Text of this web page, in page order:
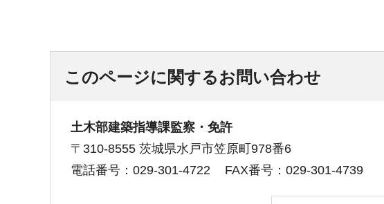
このページに関するお問い合わせ
土木部建築指導課監察・免許
〒310-8555 茨城県水戸市笠原町978番6
電話番号：029-301-4722
FAX番号：029-301-4739